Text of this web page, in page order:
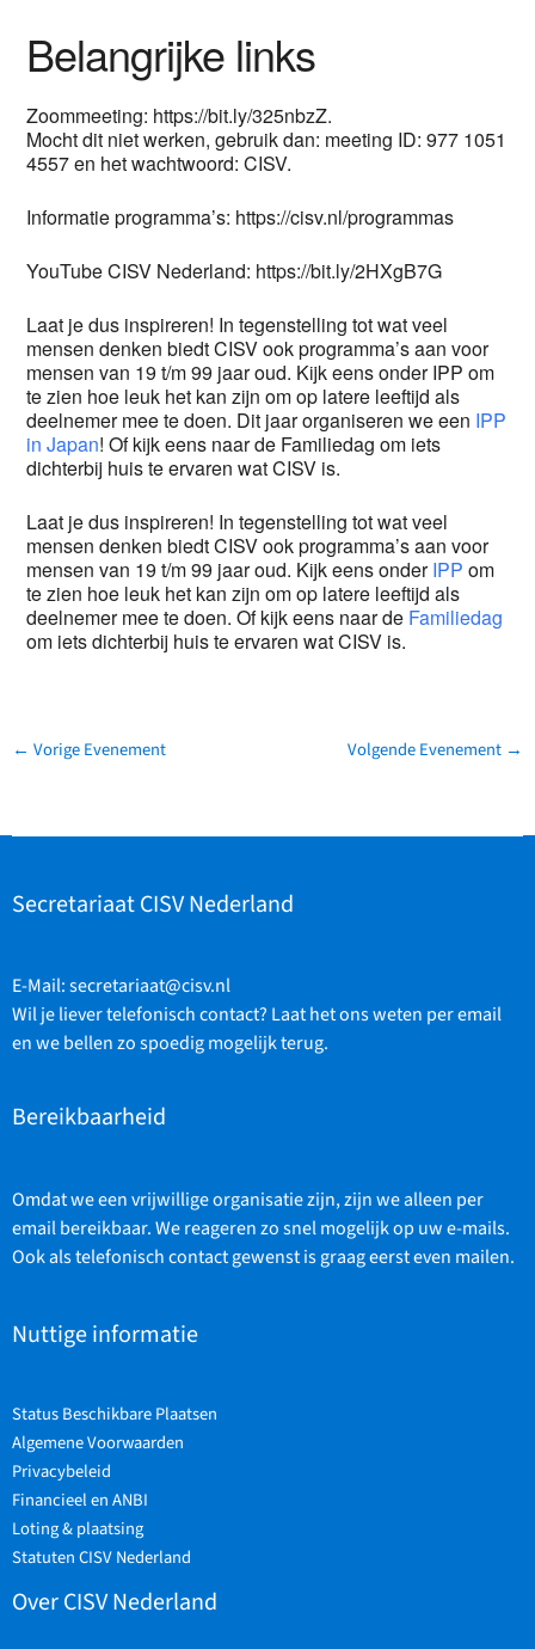
Belangrijke links
Zoommeeting: https://bit.ly/325nbzZ.
Mocht dit niet werken, gebruik dan: meeting ID: 977 1051
4557 en het wachtwoord: CISV.
Informatie programma’s: https://cisv.nl/programmas
YouTube CISV Nederland: https://bit.ly/2HXgB7G
Laat je dus inspireren! In tegenstelling tot wat veel
mensen denken biedt CISV ook programma’s aan voor
mensen van 19 t/m 99 jaar oud. Kijk eens onder IPP om
te zien hoe leuk het kan zijn om op latere leeftijd als
deelnemer mee te doen. Dit jaar organiseren we een IPP
in Japan! Of kijk eens naar de Familiedag om iets
dichterbij huis te ervaren wat CISV is.
Laat je dus inspireren! In tegenstelling tot wat veel
mensen denken biedt CISV ook programma’s aan voor
mensen van 19 t/m 99 jaar oud. Kijk eens onderIPP om
te zien hoe leuk het kan zijn om op latere leeftijd als
deelnemer mee te doen. Of kijk eens naar de Familiedag
om iets dichterbij huis te ervaren wat CISV is.
← Vorige Evenement Volgende Evenement →
Secretariaat CISV Nederland
E-Mail:secretariaat@cisv.nl
Wil je liever telefonisch contact? Laat het ons weten per email
en we bellen zo spoedig mogelijk terug.
Bereikbaarheid
Omdat we een vrijwillige organisatie zijn, zijn we alleen per
email bereikbaar. We reageren zo snel mogelijk op uw e-mails.
Ook als telefonisch contact gewenst is graag eerst even mailen.
Nuttige informatie
Status Beschikbare Plaatsen
Algemene Voorwaarden
Privacybeleid
Financieel en ANBI
Loting & plaatsing
Statuten CISV Nederland
Over CISV Nederland